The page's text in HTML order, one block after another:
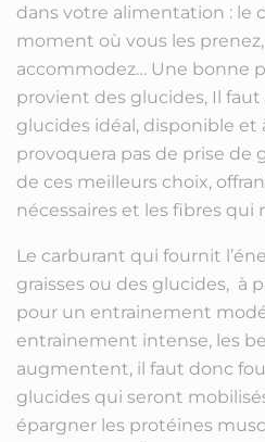
dans votre alimentation : le
moment où vous les
accommodez… Une bonne
provient des glucides, Il
glucides idéal, disponible et
provoquera pas de prise de
de ces meilleurs choix,
nécessaires et les fibres qui
Le carburant qui fournit
graisses ou des glucides, à
pour un entrainement
entrainement intense, les
augmentent, il faut donc
glucides qui seront
épargner les protéines